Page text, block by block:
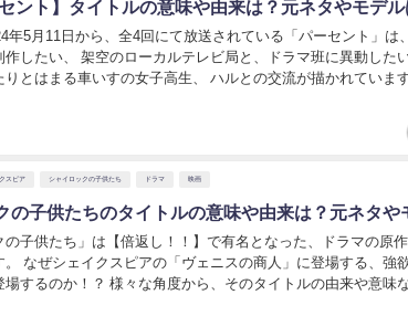
ント】タイトルの意味や由来は？元ネタやモデル
年5月11日から、全4回にて放送されている「パーセント」は
作したい、 架空のローカルテレビ局と、ドラマ班に異動した
の女子高生、 ハルとの交流が描かれていますが、しかしタイト
スピア シャイロックの子供たち ドラマ 映画
の子供たちのタイトルの意味や由来は？元ネタや
の子供たち」は【倍返し！！】で有名となった、ドラマの原
。 なぜシェイクスピアの「ヴェニスの商人」に登場する、強
、そのタイトルの由来や意味などを調べていきま